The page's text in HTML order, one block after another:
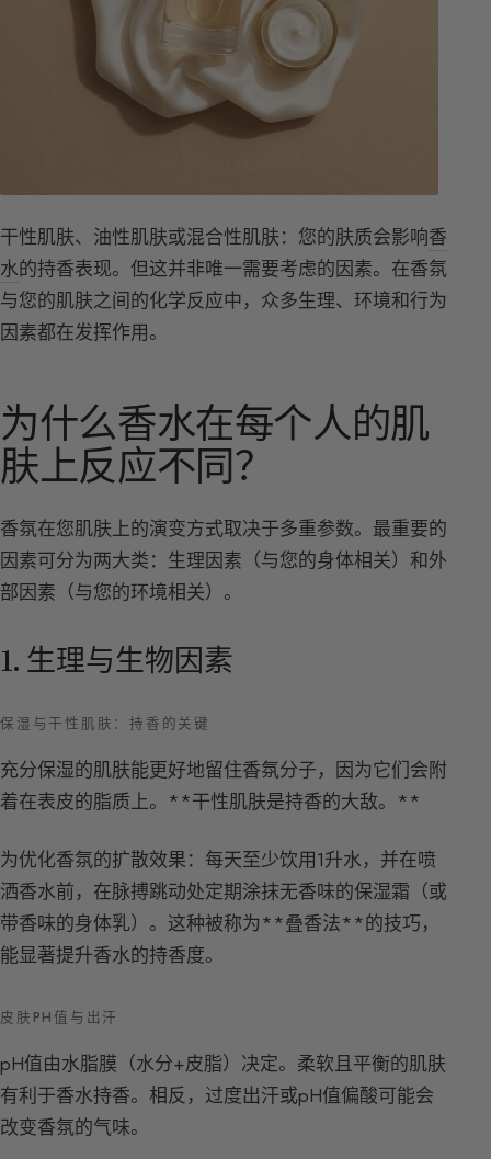
干性肌肤、油性肌肤或混合性肌肤：您的肤质会影响香
水的持香表现。但这并非唯一需要考虑的因素。在香氛
与您的肌肤之间的化学反应中，众多生理、环境和行为
因素都在发挥作用。
为什么香水在每个人的肌
肤上反应不同？
香氛在您肌肤上的演变方式取决于多重参数。最重要的
因素可分为两大类：生理因素（与您的身体相关）和外
部因素（与您的环境相关）。
1. 生理与生物因素
保湿与干性肌肤：持香的关键
充分保湿的肌肤能更好地留住香氛分子，因为它们会附
着在表皮的脂质上。**干性肌肤是持香的大敌。**
为优化香氛的扩散效果：每天至少饮用1升水，并在喷
洒香水前，在脉搏跳动处定期涂抹无香味的保湿霜（或
带香味的身体乳）。这种被称为**叠香法**的技巧，
能显著提升香水的持香度。
皮肤PH值与出汗
pH值由水脂膜（水分+皮脂）决定。柔软且平衡的肌肤
有利于香水持香。相反，过度出汗或pH值偏酸可能会
改变香氛的气味。